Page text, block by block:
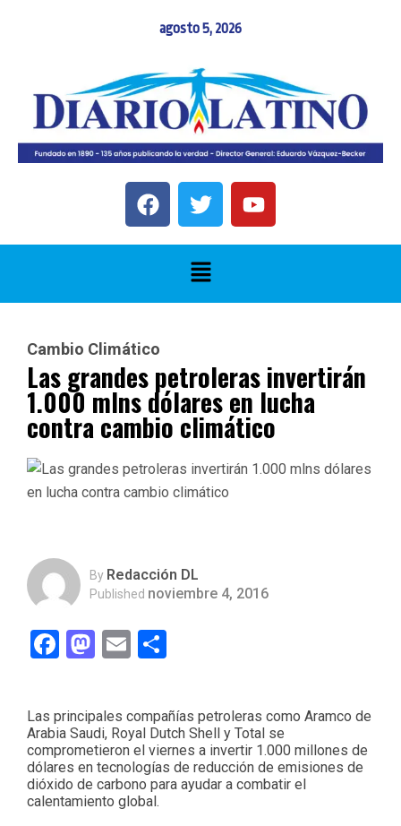
agosto 5, 2026
Cambio Climático
Las grandes petroleras invertirán
1.000 mlns dólares en lucha
contra cambio climático
By Redacción DL
Published noviembre 4, 2016
Facebook
Mastodon
Email
Las principales compañías petroleras como Aramco de
Arabia Saudi, Royal Dutch Shell y Total se
comprometieron el viernes a invertir 1.000 millones de
dólares en tecnologías de reducción de emisiones de
dióxido de carbono para ayudar a combatir el
calentamiento global.